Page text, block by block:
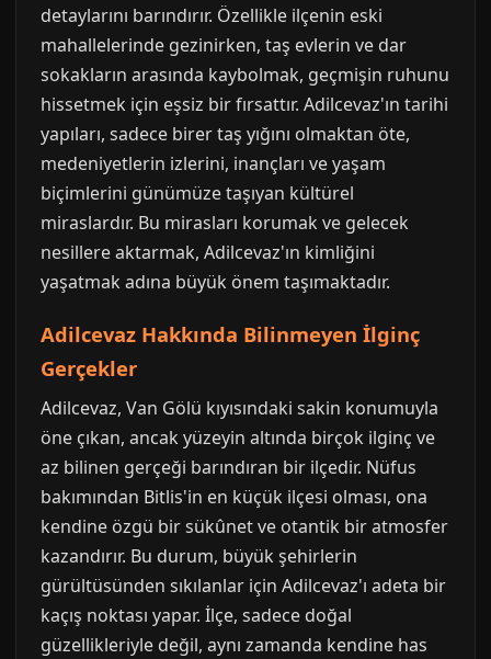
detaylarını barındırır. Özellikle ilçenin eski
mahallelerinde gezinirken, taş evlerin ve dar
sokakların arasında kaybolmak, geçmişin ruhunu
hissetmek için eşsiz bir fırsattır. Adilcevaz'ın tarihi
yapıları, sadece birer taş yığını olmaktan öte,
medeniyetlerin izlerini, inançları ve yaşam
biçimlerini günümüze taşıyan kültürel
miraslardır. Bu mirasları korumak ve gelecek
nesillere aktarmak, Adilcevaz'ın kimliğini
yaşatmak adına büyük önem taşımaktadır.
Adilcevaz Hakkında Bilinmeyen İlginç
Gerçekler
Adilcevaz, Van Gölü kıyısındaki sakin konumuyla
öne çıkan, ancak yüzeyin altında birçok ilginç ve
az bilinen gerçeği barındıran bir ilçedir. Nüfus
bakımından Bitlis'in en küçük ilçesi olması, ona
kendine özgü bir sükûnet ve otantik bir atmosfer
kazandırır. Bu durum, büyük şehirlerin
gürültüsünden sıkılanlar için Adilcevaz'ı adeta bir
kaçış noktası yapar. İlçe, sadece doğal
güzellikleriyle değil, aynı zamanda kendine has